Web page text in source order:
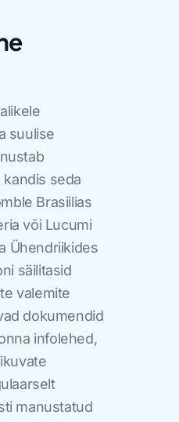
suulise
seda
Brasiilias
või Lucumi
Ühendriikides
säilitasid
valemite
dokumendid
infolehed,
manustatud